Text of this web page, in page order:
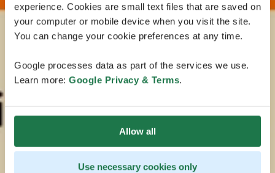
experience. Cookies are small text files that are saved on
your computer or mobile device when you visit the site.
You can change your cookie preferences at any time.
Google processes data as part of the services we use.
Learn more: Google Privacy & Terms.
Allow all
Use necessary cookies only